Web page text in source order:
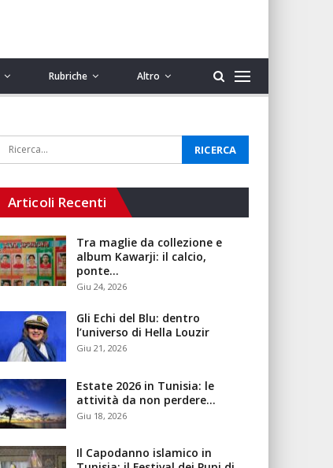
Rubriche Altro
Articoli Recenti
Tra maglie da collezione e
album Kawarji: il calcio,
ponte…
Giu 24, 2026
Gli Echi del Blu: dentro
l’universo di Hella Louzir
Giu 21, 2026
Estate 2026 in Tunisia: le
attività da non perdere…
Giu 18, 2026
Il Capodanno islamico in